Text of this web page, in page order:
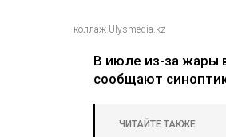
коллаж Ulysmedia.kz
‎В июле из-за жары
сообщают
ЧИТАЙТЕ ТАКЖЕ